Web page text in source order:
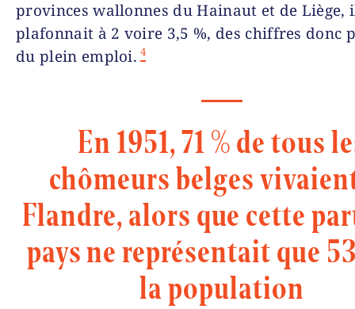
provinces wallonnes du Hainaut et de Liège,
plafonnait à 2 voire 3,5 %, des chiffres donc
du plein emploi. 4
En 1951, 71 % de tous
chômeurs belges
Flandre, alors que cette
pays ne représentait que
la population